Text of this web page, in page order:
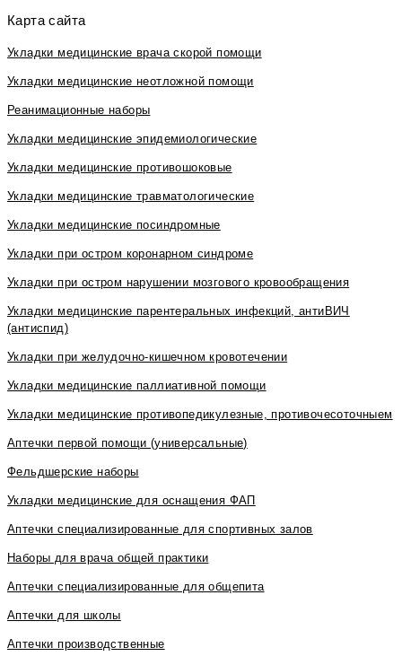
Карта сайта
Укладки медицинские врача скорой помощи
Укладки медицинские неотложной помощи
Реанимационные наборы
Укладки медицинские эпидемиологические
Укладки медицинские противошоковые
Укладки медицинские травматологические
Укладки медицинские посиндромные
Укладки при остром коронарном синдроме
Укладки при остром нарушении мозгового кровообращения
Укладки медицинские парентеральных инфекций, антиВИЧ
(антиспид)
Укладки при желудочно-кишечном кровотечении
Укладки медицинские паллиативной помощи
Укладки медицинские противопедикулезные, противочесоточныем
Аптечки первой помощи (универсальные)
Фельдшерские наборы
Укладки медицинские для оснащения ФАП
Аптечки специализированные для спортивных залов
Наборы для врача общей практики
Аптечки специализированные для общепита
Аптечки для школы
Аптечки производственные